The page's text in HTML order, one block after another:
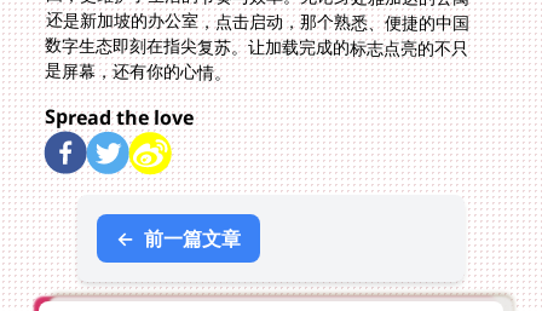
是屏幕，还有你的心情。
Spread the love
← 前一篇文章